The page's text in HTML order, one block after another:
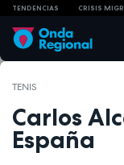
TENDENCIAS CRISIS
TENIS
Carlos
España